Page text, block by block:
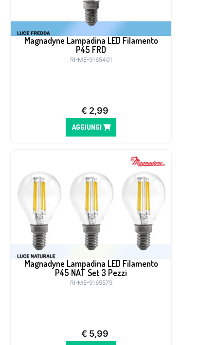
Magnadyne Lampadina LED Filamento
P45 FRD
RI-ME-9165401
€ 2,99
AGGIUNGI
Magnadyne Lampadina LED Filamento
P45 NAT Set 3 Pezzi
RI-ME-9165579
€ 5,99